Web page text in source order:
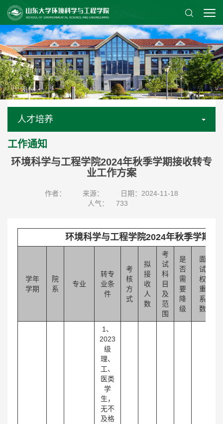
人才培养
工作通知
环境科学与工程学院2024年秋季学期接收转专
业工作方案
作者： 来源：
日期：2024-11-18
人气：
733
环境科学与工程学院2024年秋季学期接
学年
学期
院
系
专业
转专
业条
件
考
核
方
式
拟
接
收
人
数
考
试
科
目
及
范
围
是
否
需
要
降
级
面
试
权
重
系
数
1、
2023
级
理、
工、
医类
学
生，
无不
及格